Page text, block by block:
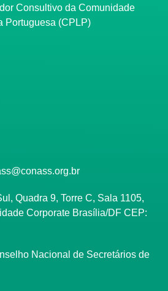
Portuguesa (CPLP)
Quadra 9, Torre C, Sala 1105,
Corporate Brasília/DF CEP:
Nacional de Secretários de